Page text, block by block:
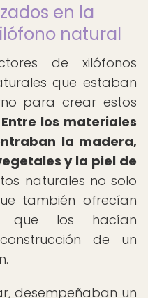
en la
natural
de xilófonos
que estaban
para crear estos
Entre los materiales
la madera,
y la piel de
naturales no solo
también ofrecían
que los hacían
de un
desempeñaban un